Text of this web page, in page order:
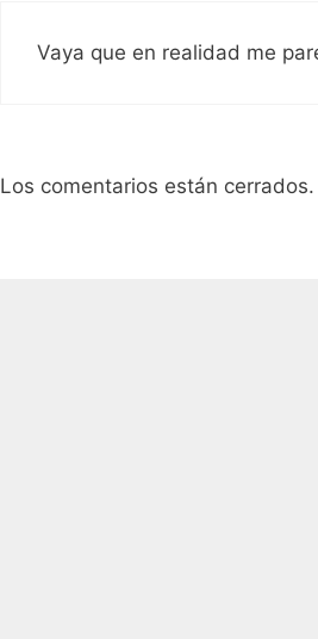
Vaya que en realidad me
Los comentarios están cerrados.